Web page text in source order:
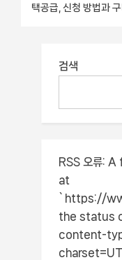
택공급, 신청 방법과
검색
RSS 오류: A
at
`https://
the status
content-